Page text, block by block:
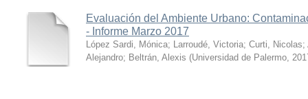
Evaluación del Ambiente Urbano:
- Informe Marzo 2017
López Sardi, Mónica; Larroudé, Victoria; Curti, Nicolas;
Alejandro; Beltrán, Alexis (Universidad de Palermo,